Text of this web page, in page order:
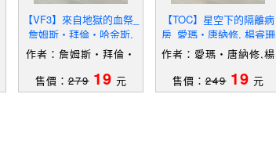
【VF3】來自地獄的血祭_
詹姆斯‧拜倫‧哈金斯,
祁阿紅、李武宗等
作者：詹姆斯‧拜倫‧
等
售價：279 19 元
【TOC】星空下的隔離病
房_愛瑪‧唐納修, 楊睿珊
作者：愛瑪‧唐納修,楊
售價：249 19 元